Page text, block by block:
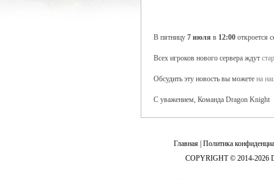
В пятницу 7 июля в 12:00 откроется
Всех игроков нового сервера ждут
Обсудить эту новость вы можете на
С уважением, Команда Dragon Knight
Главная Политика
COPYRIGHT © 2014-2026